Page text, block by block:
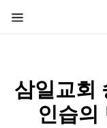
삼일교회
인습의